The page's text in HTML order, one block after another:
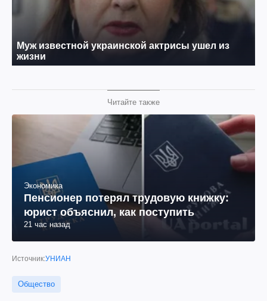
Читайте также
Экономика
Пенсионер потерял трудовую книжку:
юрист объяснил, как поступить
21 час назад
Источник:УНИАН
Общество